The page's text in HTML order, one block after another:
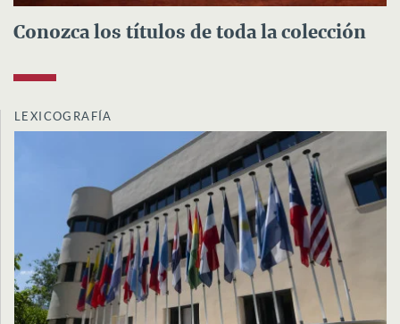
Conozca los títulos de toda la colección
LEXICOGRAFÍA